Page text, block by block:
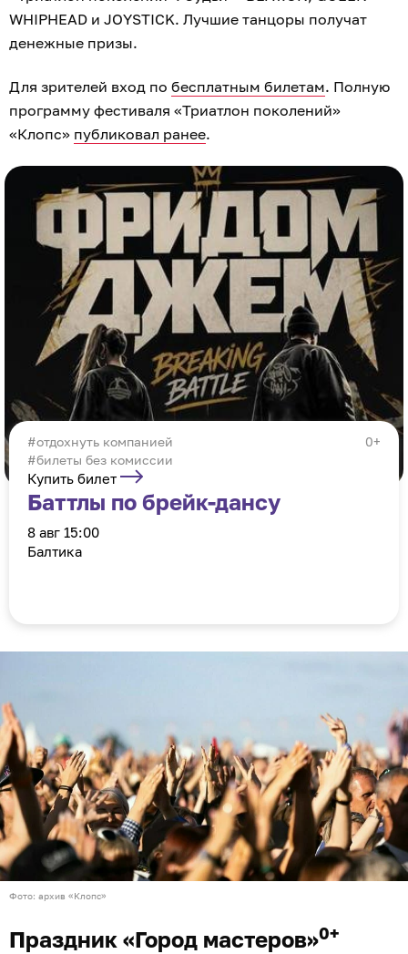
WHIPHEAD и JOYSTICK. Лучшие танцоры получат
денежные призы.
Для зрителей вход по бесплатным билетам. Полную
программу фестиваля «Триатлон поколений»
«Клопс» публиковал ранее.
0+
отдохнуть компанией
#билеты без комиссии
Купить билет
Баттлы по брейк-дансу
8 авг 15:00
Балтика
Фото: архив «Клопс»
Праздник «Город мастеров»0+